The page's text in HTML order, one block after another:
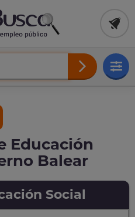
Educación
Balear
Social